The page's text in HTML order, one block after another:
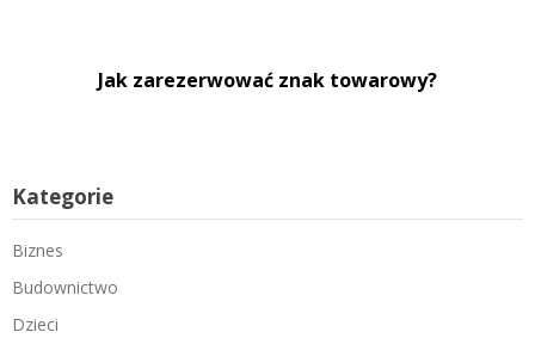
Jak zarezerwować znak towarowy?
Kategorie
Biznes
Budownictwo
Dzieci